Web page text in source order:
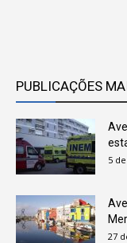
PUBLICAÇÕES
5
27